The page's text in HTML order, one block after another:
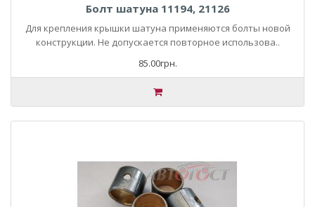
Болт шатуна 11194, 21126
Для крепления крышки шатуна применяются болты новой
конструкции. Не допускается повторное использова..
85.00грн.